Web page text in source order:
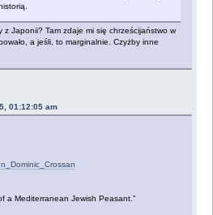
z Japonii? Tam zdaje mi się chrześcijaństwo w
a jeśli, to marginalnie. Czyżby inne
01:12:05 am
a Mediterranean Jewish Peasant.”